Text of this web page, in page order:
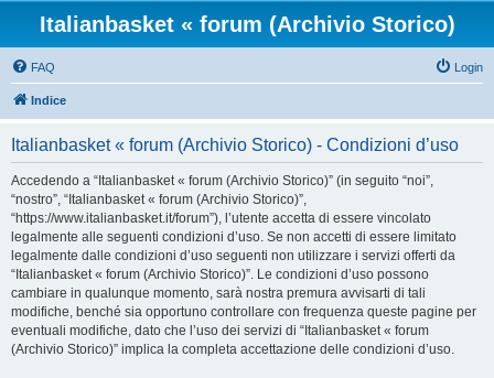
Italianbasket « forum (Archivio Storico)
FAQ Login
Indice
Italianbasket « forum (Archivio Storico) - Condizioni d’uso
Accedendo a “Italianbasket « forum (Archivio Storico)” (in seguito “noi”,
“nostro”, “Italianbasket « forum (Archivio Storico)”,
“https://www.italianbasket.it/forum”), l’utente accetta di essere vincolato
legalmente alle seguenti condizioni d’uso. Se non accetti di essere limitato
legalmente dalle condizioni d’uso seguenti non utilizzare i servizi offerti da
“Italianbasket « forum (Archivio Storico)”. Le condizioni d’uso possono
cambiare in qualunque momento, sarà nostra premura avvisarti di tali
modifiche, benché sia opportuno controllare con frequenza queste pagine per
eventuali modifiche, dato che l’uso dei servizi di “Italianbasket « forum
(Archivio Storico)” implica la completa accettazione delle condizioni d’uso.